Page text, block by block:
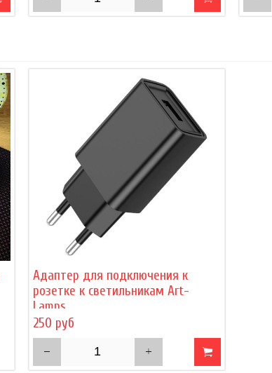
Адаптер для подключения к
розетке к светильникам Art-
Lamps
250 руб